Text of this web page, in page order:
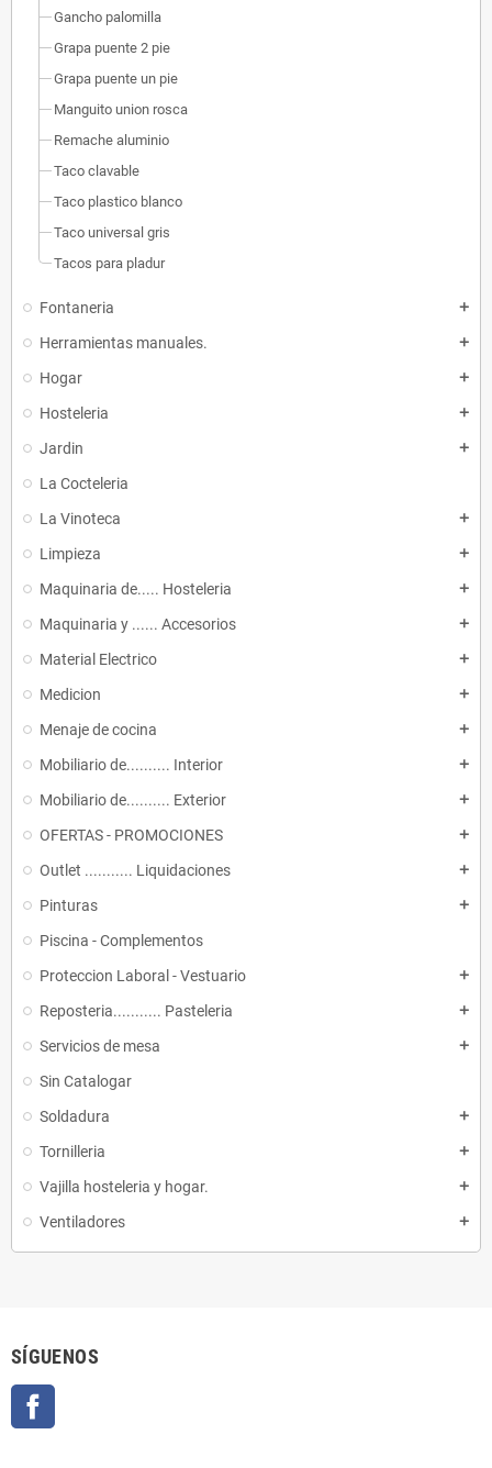
Gancho palomilla
Grapa puente 2 pie
Grapa puente un pie
Manguito union rosca
Remache aluminio
Taco clavable
Taco plastico blanco
Taco universal gris
Tacos para pladur
Fontaneria add
Herramientas manuales. add
Hogar add
Hosteleria add
Jardin add
La Cocteleria
La Vinoteca
add
Limpieza add
Maquinaria de..... Hosteleria add
Maquinaria y ...... Accesorios add
Material Electrico add
Medicion add
Menaje de cocina add
Mobiliario de.......... Interior add
Mobiliario de.......... Exterior add
OFERTAS - PROMOCIONES add
Outlet ........... Liquidaciones add
Pinturas add
Piscina - Complementos
Proteccion Laboral - Vestuario
add
Reposteria........... Pasteleria add
Servicios de mesa add
Sin Catalogar
Soldadura
add
Tornilleria add
Vajilla hosteleria y hogar. add
Ventiladores add
SÍGUENOS